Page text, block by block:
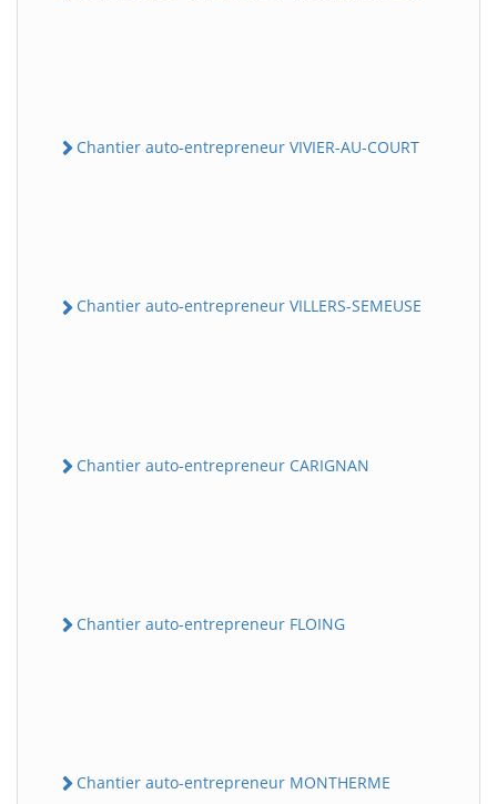
Chantier auto-entrepreneur VIVIER-AU-COURT
Chantier auto-entrepreneur VILLERS-SEMEUSE
Chantier auto-entrepreneur CARIGNAN
Chantier auto-entrepreneur FLOING
Chantier auto-entrepreneur MONTHERME